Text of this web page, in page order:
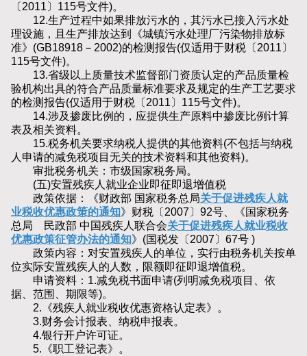
〔2011〕115号文件)。
12.生产过程中如果排放污水的，其污水已接入污水处
理设施，且生产排放达到《城镇污水处理厂污染物排放标
准》(GB18918－2002)的检测报告(仅适用于财税〔2011〕
115号文件)。
13.省级以上质量技术监督部门资质认定的产品质量检
验机构出具的符合产品质量标准要求及规定的生产工艺要求
的检测报告(仅适用于财税〔2011〕115号文件)。
14.涉及掺废比例的，应提供生产原料中掺废比例计算
表及相关资料。
15.税务机关要求纳税人提供的其他资料(不包括与纳税
人申请的减免税项目无关的技术资料和其他资料)。
审批税务机关：市级国家税务局。
(五)安置残疾人就业企业即征即退增值税
政策依据：《财政部 国家税务总局关于促进残疾人就
业税收优惠政策的通知》财税〔2007〕92号、《国家税务
总局 民政部 中国残疾人联合会关于促进残疾人就业税收
优惠政策征管办法的通知》(国税发〔2007〕67号 )
政策内容：对安置残疾人的单位，实行由税务机关按单
位实际安置残疾人的人数，限额即征即退增值税。
申请资料：1.减免税书面申请(列明减免税项目、依
据、范围、期限等)。
2.《残疾人就业税收优惠资格认定表》。
3.财务会计报表、纳税申报表。
4.银行开户许可证。
5.《职工登记表》。